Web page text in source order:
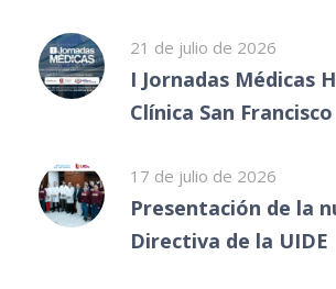
21 de julio de 2026
I Jornadas Médicas
Clínica San Francisco
17 de julio de 2026
Presentación de la
Directiva de la UIDE